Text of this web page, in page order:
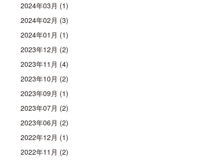
2024年03月 (1)
2024年02月 (3)
2024年01月 (1)
2023年12月 (2)
2023年11月 (4)
2023年10月 (2)
2023年09月 (1)
2023年07月 (2)
2023年06月 (2)
2022年12月 (1)
2022年11月 (2)